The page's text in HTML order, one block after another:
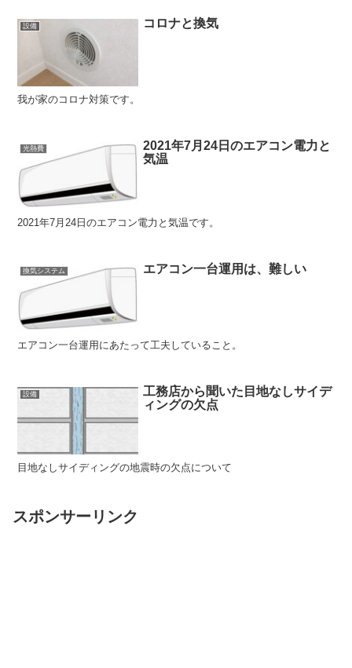
設備 コロナと換気
我が家のコロナ対策です。
光熱費
2021年7月24日のエアコン電力と
気温
2021年7月24日のエアコン電力と気温です。
換気システム エアコン一台運用は、難しい
エアコン一台運用にあたって工夫していること。
設備
工務店から聞いた目地なしサイデ
ィングの欠点
目地なしサイディングの地震時の欠点について
スポンサーリンク